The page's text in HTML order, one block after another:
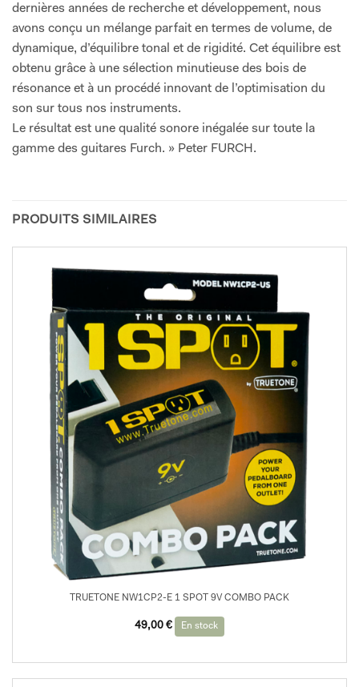
dernières années de recherche et développement, nous
avons conçu un mélange parfait en termes de volume, de
dynamique, d’équilibre tonal et de rigidité. Cet équilibre est
obtenu grâce à une sélection minutieuse des bois de
résonance et à un procédé innovant de l’optimisation du
son sur tous nos instruments.
Le résultat est une qualité sonore inégalée sur toute la
gamme des guitares Furch. » Peter FURCH.
PRODUITS SIMILAIRES
TRUETONE NW1CP2-E 1 SPOT 9V COMBO PACK
49,00 € En stock